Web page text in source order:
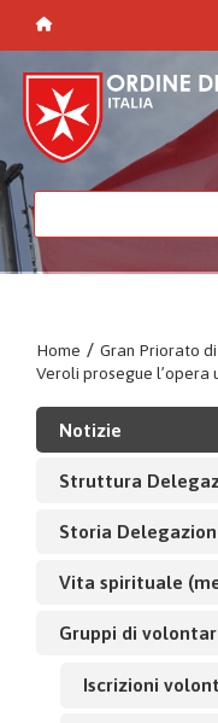
Home / Gran Priorato
Veroli prosegue l’opera
Notizie
Struttura
Storia
Vita spirituale
Gruppi di
Iscrizioni